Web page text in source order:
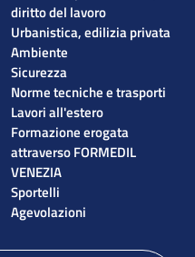
diritto del lavoro
Urbanistica, edilizia privata
Ambiente
Sicurezza
Norme tecniche e trasporti
Lavori all'estero
Formazione erogata
attraverso FORMEDIL
VENEZIA
Sportelli
Agevolazioni